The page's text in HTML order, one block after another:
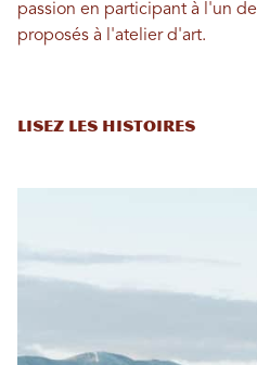
passion en participant à l'un
proposés à l'atelier d'art.
LISEZ LES HISTOIRES